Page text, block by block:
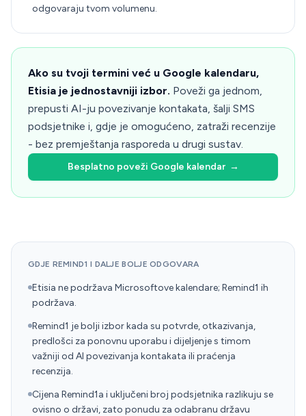
odgovaraju tvom volumenu.
Ako su tvoji termini već u Google kalendaru,
Etisia je jednostavniji izbor. Poveži ga jednom,
prepusti AI-ju povezivanje kontakata, šalji SMS
podsjetnike i, gdje je omogućeno, zatraži recenzije
- bez premještanja rasporeda u drugi sustav.
Besplatno poveži Google kalendar →
GDJE REMIND1 I DALJE BOLJE ODGOVARA
Etisia ne podržava Microsoftove kalendare; Remind1 ih
podržava.
Remind1 je bolji izbor kada su potvrde, otkazivanja,
predlošci za ponovnu uporabu i dijeljenje s timom
važniji od AI povezivanja kontakata ili praćenja
recenzija.
Cijena Remind1a i uključeni broj podsjetnika razlikuju se
ovisno o državi, zato ponudu za odabranu državu